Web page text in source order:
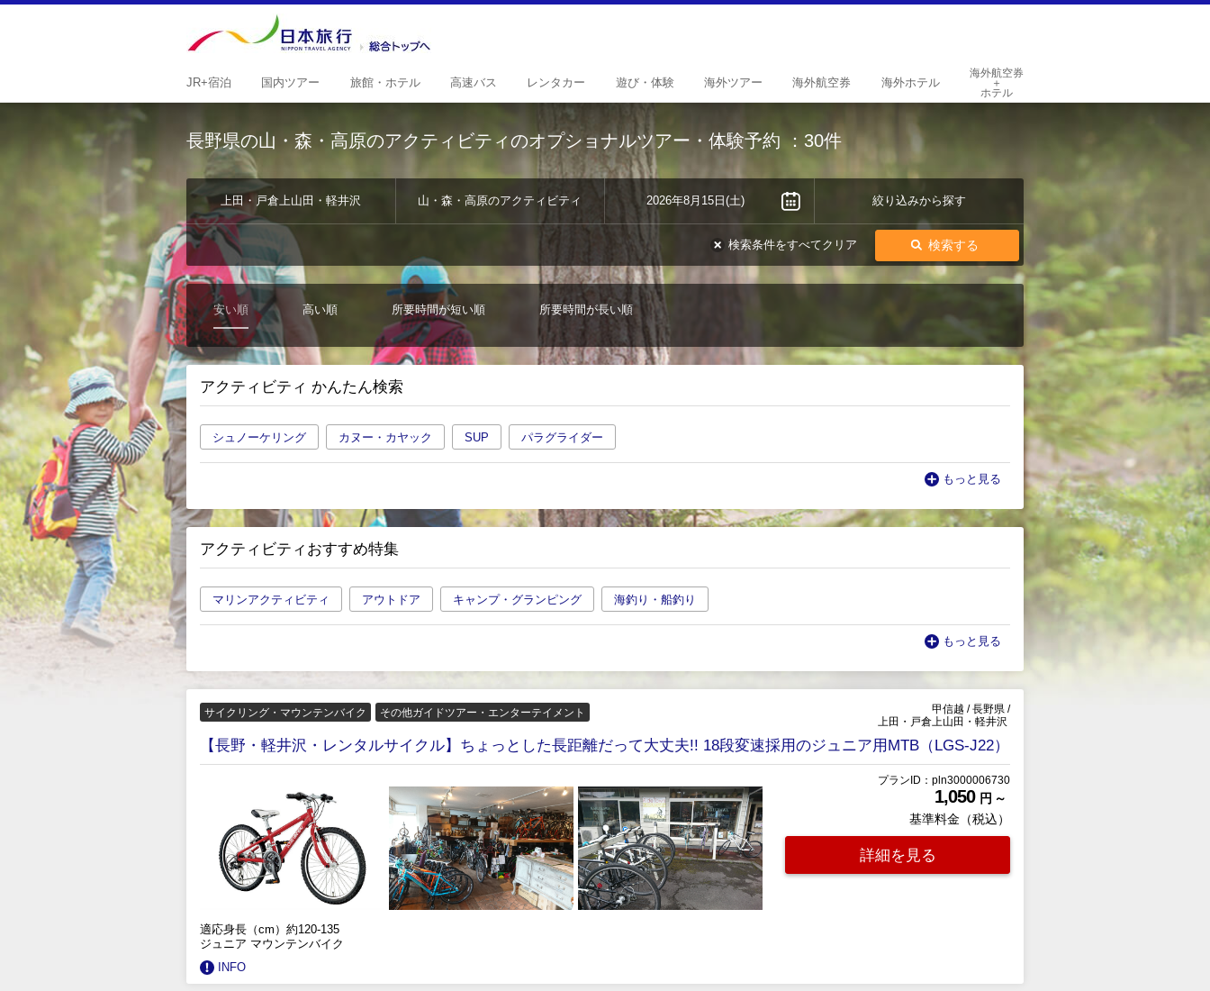
JR+宿泊 国内ツアー 旅館・ ホテル 高速バス レンタ カー 遊び・ 体験 海外ツアー 海外航空券 海外ホテル
海外航空券
＋
ホテル
長野県の山・森・高原のアクティビティのオプショナルツアー・体験予約 ：30件
上田・戸倉上山田・軽井沢 山・森・高原のアクティビティ 2026年8月15日(土) 絞り込みから探す
検索する
検索条件をすべてクリア
安い順 高い順 所要時間が短い順 所要時間が長い順
アクティビティ かんたん検索
シュノーケリング カヌー・カヤック SUP パラグライダー
もっと見る
アクティビティおすすめ特集
マリンアクティビティ アウトドア キャンプ・グランピング 海釣り・船釣り
もっと見る
サイクリング・マウンテンバイク その他ガイドツアー・エンターテイメント 甲信越 / 長野県 /
上田・戸倉上山田・軽井沢
【長野・軽井沢・レンタルサイクル】ちょっとした長距離だって大丈夫!! 18段変速採用のジュニア用MTB（LGS-J22）
プランID：pln3000006730
1,050 円 ～
基準料金（税込）
詳細を見る
適応身長（cm）約120-135
ジュニア マウンテンバイク
INFO